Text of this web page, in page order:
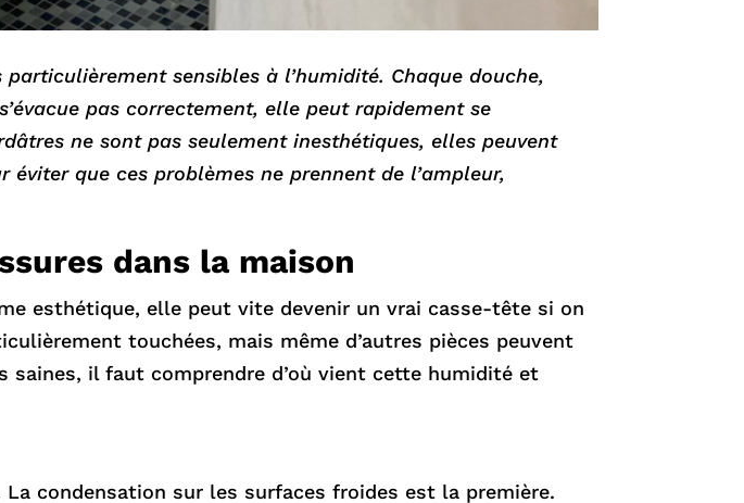
sensibles à l’humidité. Chaque douche,
pas correctement, elle peut rapidement se
ne sont pas seulement inesthétiques, elles peuvent
que ces problèmes ne prennent de l’ampleur,
dans la maison
esthétique, elle peut vite devenir un vrai casse-tête si on
touchées, mais même d’autres pièces peuvent
saines, il faut comprendre d’où vient cette humidité et
condensation sur les surfaces froides est la première.